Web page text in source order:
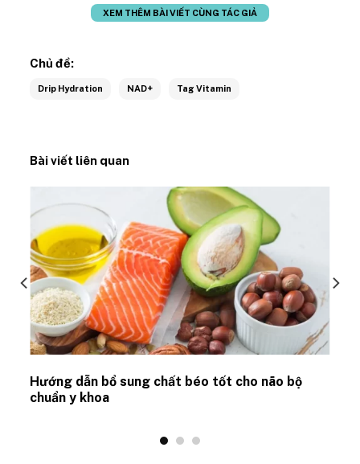
XEM THÊM BÀI VIẾT CÙNG TÁC GIẢ
Chủ đề:
Drip Hydration NAD+ Tag Vitamin
Bài viết liên quan
Hướng dẫn bổ sung chất béo tốt cho não bộ
chuẩn y khoa